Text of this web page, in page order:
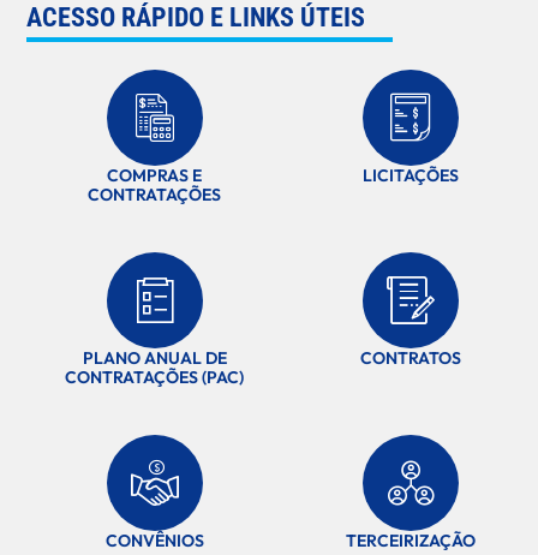
ACESSO RÁPIDO E LINKS ÚTEIS
COMPRAS E
CONTRATAÇÕES
LICITAÇÕES
PLANO ANUAL DE
CONTRATAÇÕES (PAC)
CONTRATOS
CONVÊNIOS TERCEIRIZAÇÃO